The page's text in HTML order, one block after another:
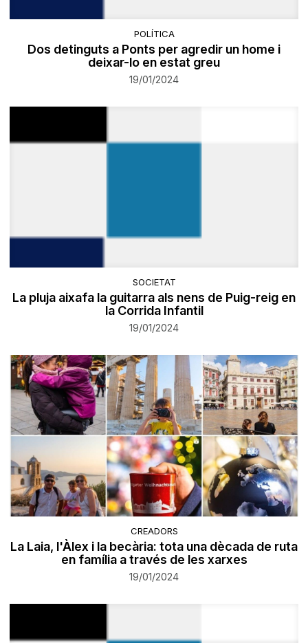
POLÍTICA
Dos detinguts a Ponts per agredir un home i
deixar-lo en estat greu
19/01/2024
SOCIETAT
La pluja aixafa la guitarra als nens de Puig-reig en
la Corrida Infantil
19/01/2024
CREADORS
La Laia, l'Àlex i la becària: tota una dècada de ruta
en família a través de les xarxes
19/01/2024